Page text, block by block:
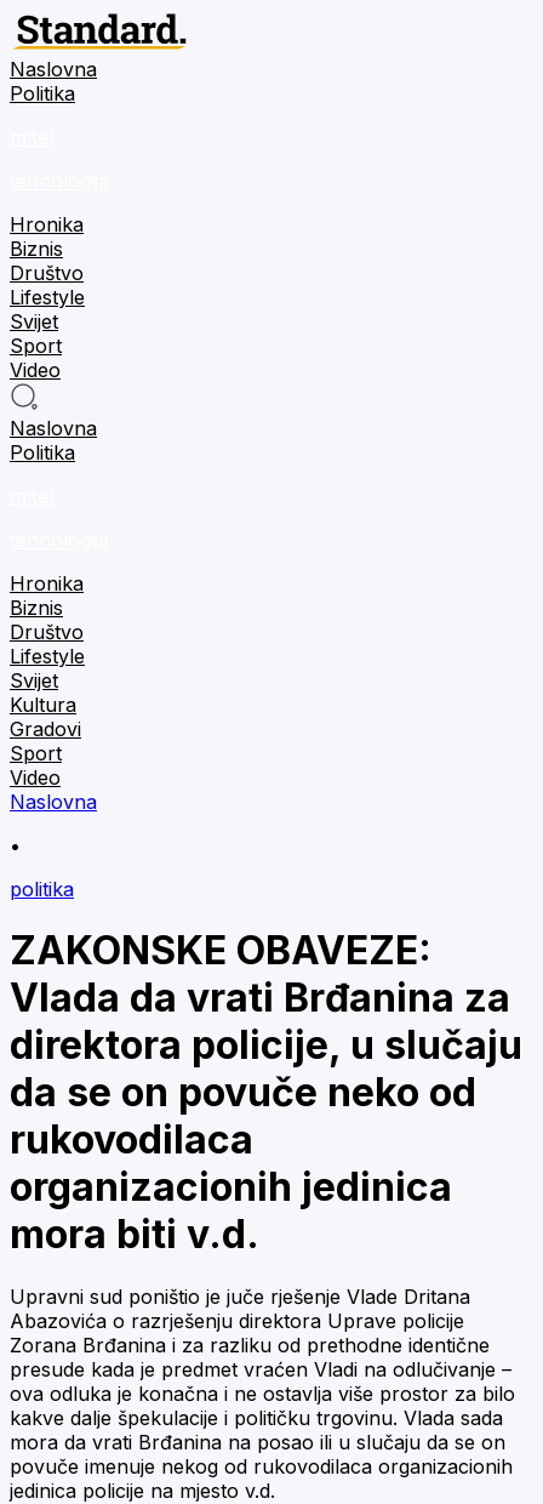
Naslovna
Politika
Hronika
Biznis
Društvo
Lifestyle
Svijet
Sport
Video
Naslovna
Politika
Hronika
Biznis
Društvo
Lifestyle
Svijet
Kultura
Gradovi
Sport
Video
Naslovna
•
politika
ZAKONSKE OBAVEZE:
Vlada da vrati Brđanina za
direktora policije, u slučaju
da se on povuče neko od
rukovodilaca
organizacionih jedinica
mora biti v.d.
Upravni sud poništio je juče rješenje Vlade Dritana
Abazovića o razrješenju direktora Uprave policije
Zorana Brđanina i za razliku od prethodne identične
presude kada je predmet vraćen Vladi na odlučivanje –
ova odluka je konačna i ne ostavlja više prostor za bilo
kakve dalje špekulacije i političku trgovinu. Vlada sada
mora da vrati Brđanina na posao ili u slučaju da se on
povuče imenuje nekog od rukovodilaca organizacionih
jedinica policije na mjesto v.d.